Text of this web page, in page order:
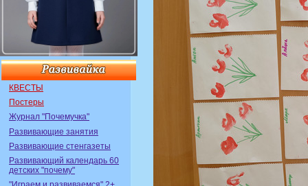
КВЕСТЫ
Постеры
Журнал "Почемучка"
Развивающие занятия
Развивающие стенгазеты
Развивающий календарь 60
детских "почему"